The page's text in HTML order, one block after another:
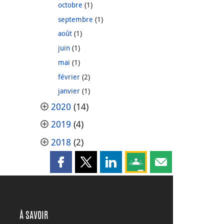
octobre (1)
septembre (1)
août(1)
juin(1)
mai (1)
février(2)
janvier(1)
2020 (14)
2019 (4)
2018 (2)
Partager cette page sur Facebook
Partager cette page sur X
Partager cette page sur
Partagez cette page sur
Partager cette
À SAVOIR